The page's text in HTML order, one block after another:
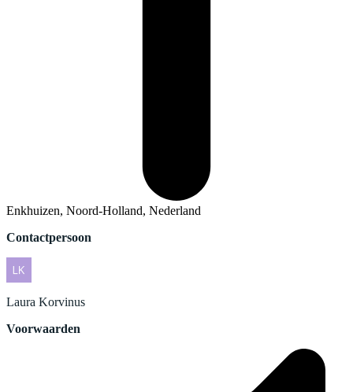
Enkhuizen, Noord-Holland, Nederland
Contactpersoon
Laura Korvinus
Voorwaarden